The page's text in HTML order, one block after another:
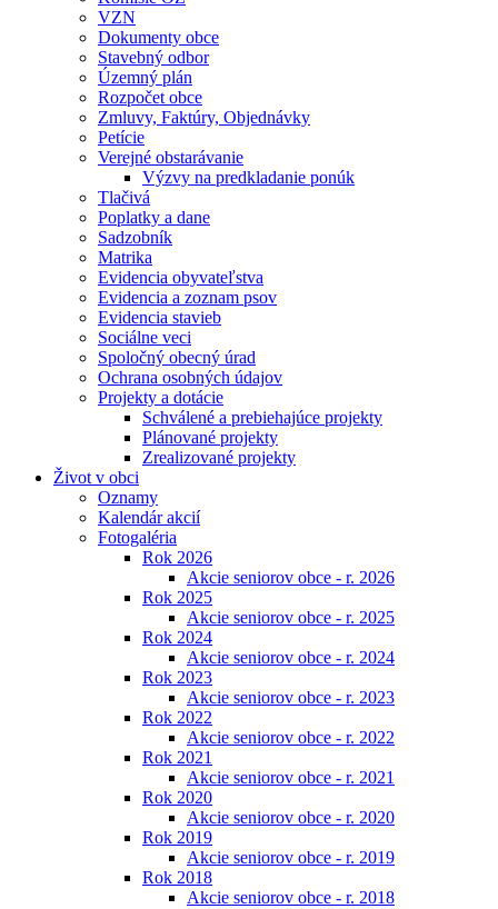
VZN
Dokumenty obce
Stavebný odbor
Územný plán
Rozpočet obce
Zmluvy, Faktúry, Objednávky
Petície
Verejné obstarávanie
Výzvy na predkladanie ponúk
Tlačivá
Poplatky a dane
Sadzobník
Matrika
Evidencia obyvateľstva
Evidencia a zoznam psov
Evidencia stavieb
Sociálne veci
Spoločný obecný úrad
Ochrana osobných údajov
Projekty a dotácie
Schválené a prebiehajúce projekty
Plánované projekty
Zrealizované projekty
Život v obci
Oznamy
Kalendár akcií
Fotogaléria
Rok 2026
Akcie seniorov obce - r. 2026
Rok 2025
Akcie seniorov obce - r. 2025
Rok 2024
Akcie seniorov obce - r. 2024
Rok 2023
Akcie seniorov obce - r. 2023
Rok 2022
Akcie seniorov obce - r. 2022
Rok 2021
Akcie seniorov obce - r. 2021
Rok 2020
Akcie seniorov obce - r. 2020
Rok 2019
Akcie seniorov obce - r. 2019
Rok 2018
Akcie seniorov obce - r. 2018